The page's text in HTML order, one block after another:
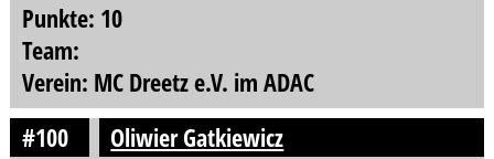
Punkte: 10
Team:
Verein: MC Dreetz e.V. im ADAC
#100
Oliwier Gatkiewicz